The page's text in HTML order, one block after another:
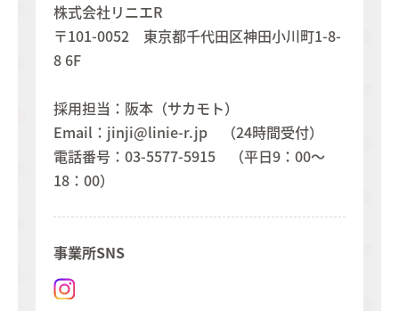
株式会社リニエR
〒101-0052 東京都千代田区神田小川町1-8-
8 6F
採用担当：阪本（サカモト）
Email：jinji@linie-r.jp （24時間受付）
電話番号：03-5577-5915 （平日9：00～
18：00）
事業所SNS